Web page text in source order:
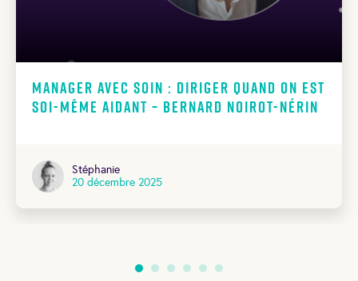
Manager avec soin : diriger quand on est
soi-même aidant – Bernard Noirot-Nérin
Stéphanie
20 décembre 2025